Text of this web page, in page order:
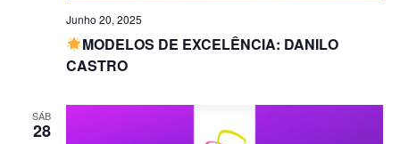
MODELOS DE EXCELÊNCIA: DANILO
CASTRO
Junho 20, 2025
SÁB
28